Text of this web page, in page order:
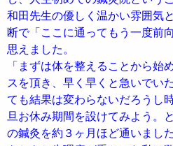
和田先生の優しく温かい雰囲気
断で「ここに通ってもう一度前
思えました。
「まずは体を整えることから始
スを頂き、早く早くと急いでい
ても結果は変わらないだろうし
旦お休み期間を設けてみよう。
の鍼灸を約３ヶ月ほど通いました